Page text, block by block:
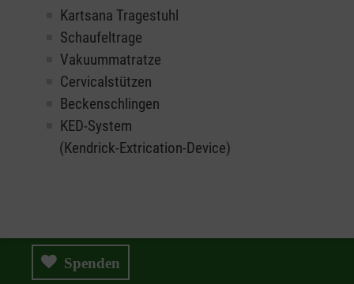
Kartsana Tragestuhl
Schaufeltrage
Vakuummatratze
Cervicalstützen
Beckenschlingen
KED-System
(Kendrick-Extrication-Device)
Spenden